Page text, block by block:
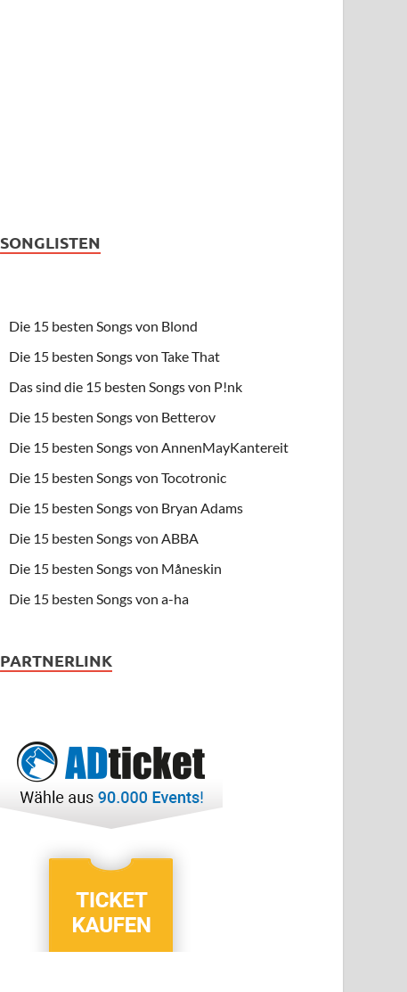
SONGLISTEN
Die 15 besten Songs von Blond
Die 15 besten Songs von Take That
Das sind die 15 besten Songs von P!nk
Die 15 besten Songs von Betterov
Die 15 besten Songs von AnnenMayKantereit
Die 15 besten Songs von Tocotronic
Die 15 besten Songs von Bryan Adams
Die 15 besten Songs von ABBA
Die 15 besten Songs von Måneskin
Die 15 besten Songs von a-ha
PARTNERLINK